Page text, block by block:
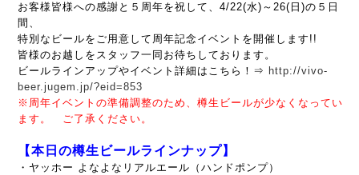
お客様皆様への感謝と５周年を祝して、4/22(水)～26(日)の５日
間、
特別なビールをご用意して周年記念イベントを開催します!!
皆様のお越しをスタッフ一同お待ちしております。
ビールラインアップやイベント詳細はこちら！⇒ http://vivo-
beer.jugem.jp/?eid=853
※周年イベントの準備調整のため、樽生ビールが少なくなってい
ます。
ご了承ください。
【本日の樽生ビールラインナップ】
・ヤッホー よなよなリアルエール（ハンドポンプ）